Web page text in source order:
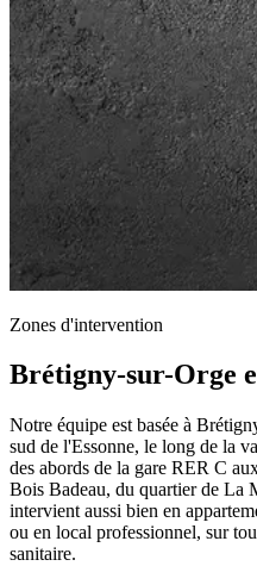
Zones d'intervention
Brétigny-sur-Orge
Notre équipe est basée à
sud de l'Essonne, le long de la
des abords de la gare RER C
Bois Badeau, du quartier de La
intervient aussi bien en
ou en local professionnel, sur
sanitaire.